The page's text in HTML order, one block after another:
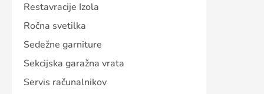
Restavracije Izola
Ročna svetilka
Sedežne garniture
Sekcijska garažna vrata
Servis računalnikov